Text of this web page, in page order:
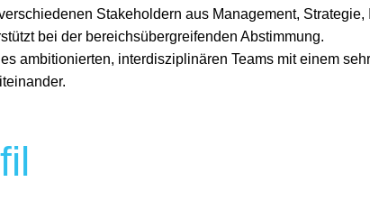
Stakeholdern aus Management,
bei der bereichsübergreifenden Abstimmung.
ambitionierten, interdisziplinären Teams mit einem